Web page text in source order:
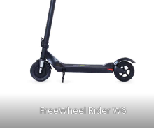
FreeWheel Rider W6